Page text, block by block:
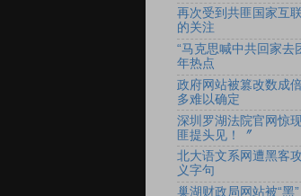
再次受到共匪国家互
的关注
“马克思喊中共回家去
年热点
政府网站被篡改数成
多难以确定
深圳罗湖法院官网惊
匪提头见！〞
北大语文系网遭黑客
义字句
巢湖财政局网站被“黑